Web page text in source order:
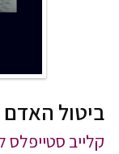
ביטול האדם
קלייב סטייפלס